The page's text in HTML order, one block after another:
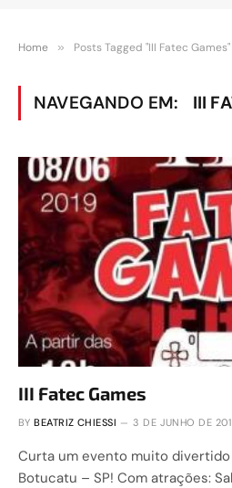
Home » Posts Tagged "III Fatec Games"
NAVEGANDO EM: III
III Fatec Games
BY BEATRIZ CHIESSI 3 DE JUNHO DE
Curta um evento muito divertido
Botucatu – SP! Com atrações: